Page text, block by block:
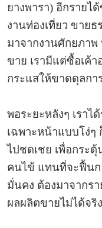
ยางพารา) อีกรายไ
งานท่องเที่ยว ขาย
มาจากงานศักยภา
ขาย เรามีแต่ซื้อเค้า
กระแสให้ขาดดุลกา
พอระยะหลังๆ เรา
เฉพาะหน้าแบบโง่ๆ
ไปชดเชย เพื่อกระ
คนไข้ แทนที่จะฟื้นก
มั่นคง ต้องมาจากร
ผลผลิตขายไม่ได้จริ